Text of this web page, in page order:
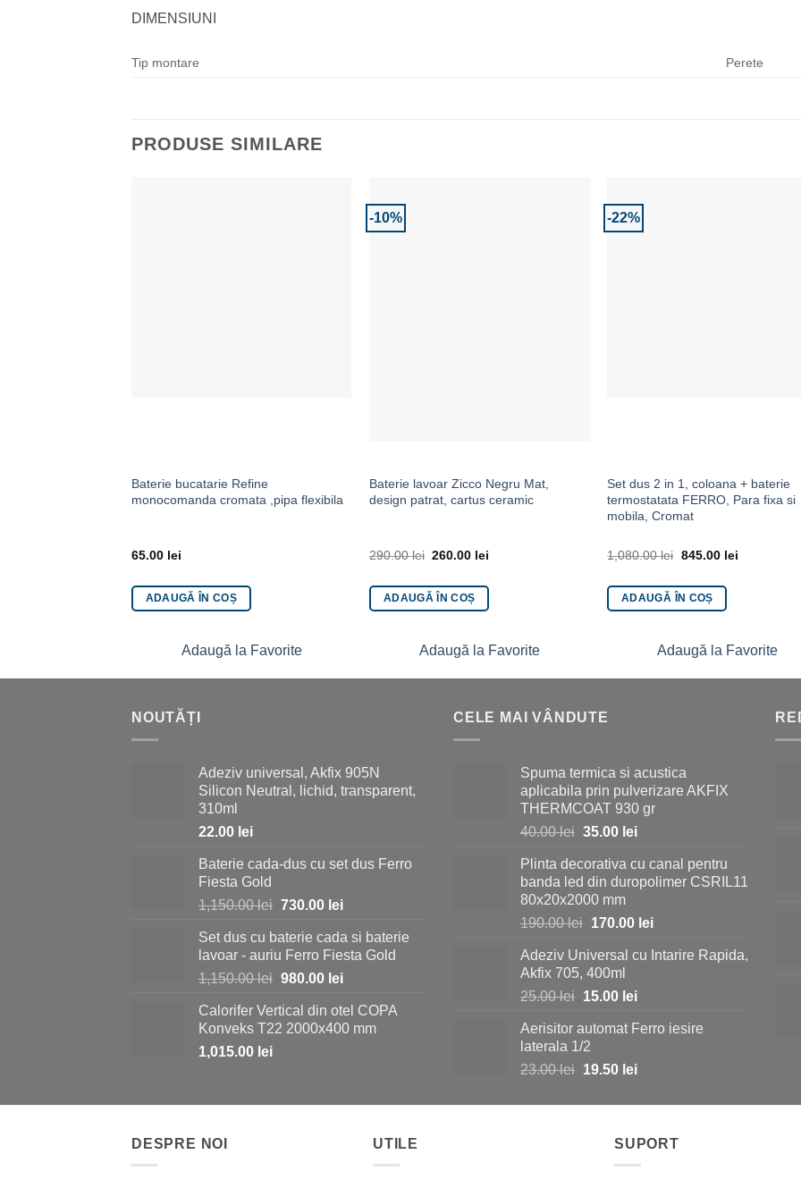
DIMENSIUNI
Tip montare Perete
PRODUSE SIMILARE
Baterie bucatarie Refine
monocomanda cromata ,pipa flexibila
65.00 lei
ADAUGĂ ÎN COȘ
Adaugă la Favorite
-10%
Baterie lavoar Zicco Negru Mat,
design patrat, cartus ceramic
290.00lei 260.00 lei
ADAUGĂ ÎN COȘ
Adaugă la Favorite
-22%
Set dus 2 in 1, coloana + baterie
termostatata FERRO, Para fixa si
mobila, Cromat
1,080.00lei 845.00 lei
ADAUGĂ ÎN COȘ
Adaugă la Favorite
NOUTĂȚI
Adeziv universal, Akfix 905N
Silicon Neutral, lichid, transparent,
310ml
22.00 lei
Baterie cada-dus cu set dus Ferro
Fiesta Gold
1,150.00lei Prețul
a
fost:
1,150.00 lei.
730.00 leiPrețul
este:
730.00 lei.
Set dus cu baterie cada si baterie
lavoar - auriu Ferro Fiesta Gold
1,150.00lei Prețul
a
fost:
980.00 leiPrețul
este:
980.00 lei.
Calorifer Vertical din otel COPA
Konveks T22 2000x400 mm
1,015.00 lei
CELE MAI VÂNDUTE
Spuma termica si acustica
aplicabila prin pulverizare AKFIX
THERMCOAT 930 gr
40.00lei Prețul
a
fost:
40.00 lei.
35.00 leiPrețul
este:
35.00 lei.
Plinta decorativa cu canal pentru
banda led din duropolimer CSRIL11
80x20x2000 mm
190.00lei Prețul
a
fost:
190.00 lei.
170.00 leiPrețul
este:
Adeziv Universal cu Intarire Rapida,
Akfix 705, 400ml
25.00lei Prețul
a
fost:
25.00 lei.
15.00 leiPrețul
este:
Aerisitor automat Ferro iesire
laterala 1/2
23.00lei Prețul
a
23.00 lei.
19.50 leiPrețul
este:
DESPRE NOI UTILE SUPORT